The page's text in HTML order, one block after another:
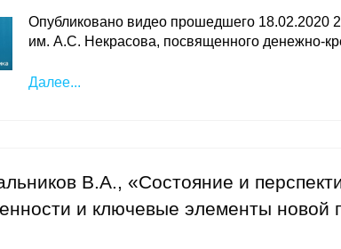
Опубликовано видео прошедшего 18.02.2020
им. А.С. Некрасова, посвященного денежно-
Далее...
В.А., «Состояние и
и ключевые элементы новой